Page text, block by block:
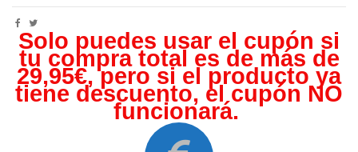
Solo puedes usar el cupón si
tu compra total es de más de
29,95€, pero si el producto ya
tiene descuento, el cupón NO
funcionará.